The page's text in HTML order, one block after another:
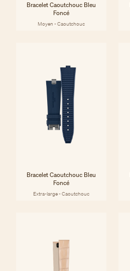
Bracelet Caoutchouc Bleu
Foncé
Moyen - Caoutchouc
Bracelet Caoutchouc Bleu
Foncé
Extra-large - Caoutchouc